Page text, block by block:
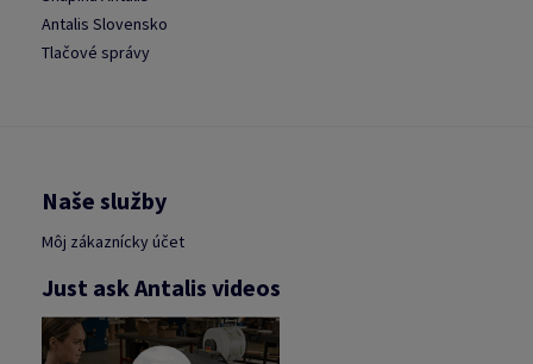
Antalis Slovensko
Tlačové správy
Naše služby
Môj zákaznícky účet
Just ask Antalis videos